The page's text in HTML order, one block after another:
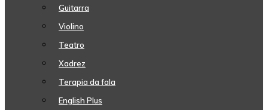
Guitarra
Violino
Teatro
Xadrez
Terapia da fala
English Plus